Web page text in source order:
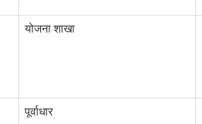
योजना शाखा
पूर्वाधार